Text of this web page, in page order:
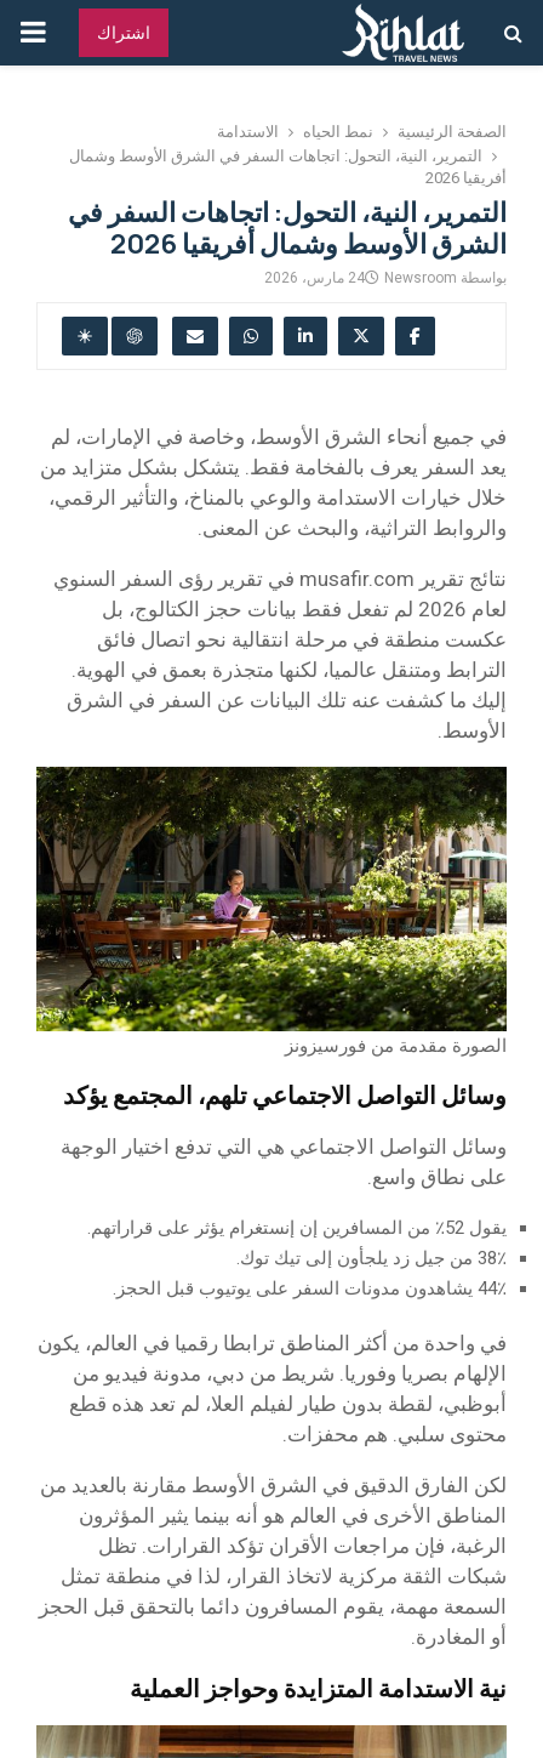
اشتراك
الصفحة الرئيسية نمط الحياه
الاستدامة
التمرير، النية، التحول: اتجاهات السفر في الشرق الأوسط وشمال
أفريقيا 2026
التمرير، النية، التحول: اتجاهات السفر في
الشرق الأوسط وشمال أفريقيا 2026
بواسطة Newsroom 24 مارس، 2026
في جميع أنحاء الشرق الأوسط، وخاصة في الإمارات، لم
يعد السفر يعرف بالفخامة فقط. يتشكل بشكل متزايد من
خلال خيارات الاستدامة والوعي بالمناخ، والتأثير الرقمي،
والروابط التراثية، والبحث عن المعنى.
نتائج تقرير musafir.com في تقرير رؤى السفر السنوي
لعام 2026 لم تفعل فقط بيانات حجز الكتالوج، بل
عكست منطقة في مرحلة انتقالية نحو اتصال فائق
الترابط ومتنقل عالميا، لكنها متجذرة بعمق في الهوية.
إليك ما كشفت عنه تلك البيانات عن السفر في الشرق
الأوسط.
الصورة مقدمة من فورسيزونز
وسائل التواصل الاجتماعي تلهم، المجتمع يؤكد
وسائل التواصل الاجتماعي هي التي تدفع اختيار الوجهة
على نطاق واسع.
يقول 52٪ من المسافرين إن إنستغرام يؤثر على قراراتهم.
38٪ من جيل زد يلجأون إلى تيك توك.
44٪ يشاهدون مدونات السفر على يوتيوب قبل الحجز.
في واحدة من أكثر المناطق ترابطا رقميا في العالم، يكون
الإلهام بصريا وفوريا. شريط من دبي، مدونة فيديو من
أبوظبي، لقطة بدون طيار لفيلم العلا، لم تعد هذه قطع
محتوى سلبي. هم محفزات.
لكن الفارق الدقيق في الشرق الأوسط مقارنة بالعديد من
المناطق الأخرى في العالم هو أنه بينما يثير المؤثرون
الرغبة، فإن مراجعات الأقران تؤكد القرارات. تظل
شبكات الثقة مركزية لاتخاذ القرار، لذا في منطقة تمثل
السمعة مهمة، يقوم المسافرون دائما بالتحقق قبل الحجز
أو المغادرة.
نية الاستدامة المتزايدة وحواجز العملية